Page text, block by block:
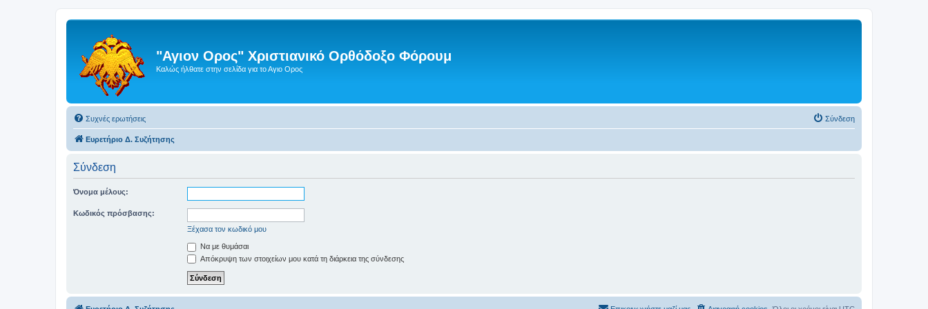
"Αγιον Ορος" Χριστιανικό Ορθόδοξο Φόρουμ
Καλώς ήλθατε στην σελίδα για το Αγιο Ορος
Συχνές ερωτήσεις Σύνδεση
Ευρετήριο Δ. Συζήτησης
Σύνδεση
Όνομα μέλους:
Κωδικός πρόσβασης:
Ξέχασα τον κωδικό μου
Να με θυμάσαι
Απόκρυψη των στοιχείων μου κατά τη διάρκεια της σύνδεσης